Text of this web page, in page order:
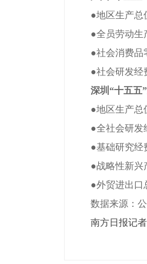
●地区生产总
●全员劳动生产
●社会消费品零
●社会研发经费
深圳“十五五”
●地区生产总值
●全社会研发经
●基础研究经费
●战略性新兴产
●外贸进出口
数据来源：公
南方日报记者